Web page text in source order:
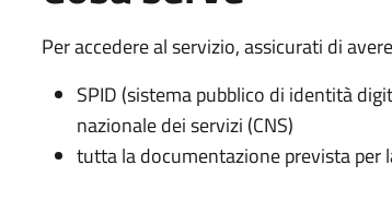
Per accedere al servizio, assicurati di
SPID (sistema pubblico di identità
nazionale dei servizi (CNS)
tutta la documentazione prevista per